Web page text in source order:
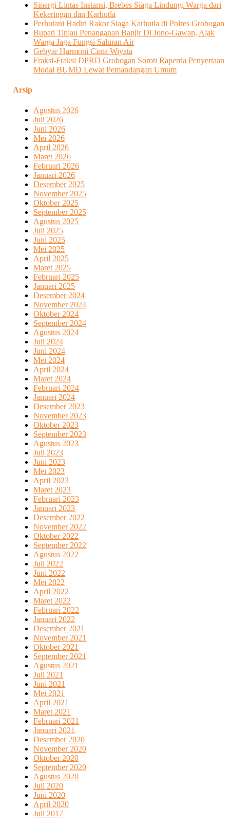
Sinergi Lintas Instansi, Brebes Siaga Lindungi Warga dari
Kekeringan dan Karhutla
Perhutani Hadiri Rakor Siaga Karhutla di Polres Grobogan
Bupati Tinjau Penanganan Banjir Di Jono-Gawan, Ajak
Warga Jaga Fungsi Saluran Air
Gebyar Harmoni Cinta Wiyata
Fraksi-Fraksi DPRD Grobogan Soroti Raperda Penyertaan
Modal BUMD Lewat Pemandangan Umum
Arsip
Agustus 2026
Juli 2026
Juni 2026
Mei 2026
April 2026
Maret 2026
Februari 2026
Januari 2026
Desember 2025
November 2025
Oktober 2025
September 2025
Agustus 2025
Juli 2025
Juni 2025
Mei 2025
April 2025
Maret 2025
Februari 2025
Januari 2025
Desember 2024
November 2024
Oktober 2024
September 2024
Agustus 2024
Juli 2024
Juni 2024
Mei 2024
April 2024
Maret 2024
Februari 2024
Januari 2024
Desember 2023
November 2023
Oktober 2023
September 2023
Agustus 2023
Juli 2023
Juni 2023
Mei 2023
April 2023
Maret 2023
Februari 2023
Januari 2023
Desember 2022
November 2022
Oktober 2022
September 2022
Agustus 2022
Juli 2022
Juni 2022
Mei 2022
April 2022
Maret 2022
Februari 2022
Januari 2022
Desember 2021
November 2021
Oktober 2021
September 2021
Agustus 2021
Juli 2021
Juni 2021
Mei 2021
April 2021
Maret 2021
Februari 2021
Januari 2021
Desember 2020
November 2020
Oktober 2020
September 2020
Agustus 2020
Juli 2020
Juni 2020
April 2020
Juli 2017